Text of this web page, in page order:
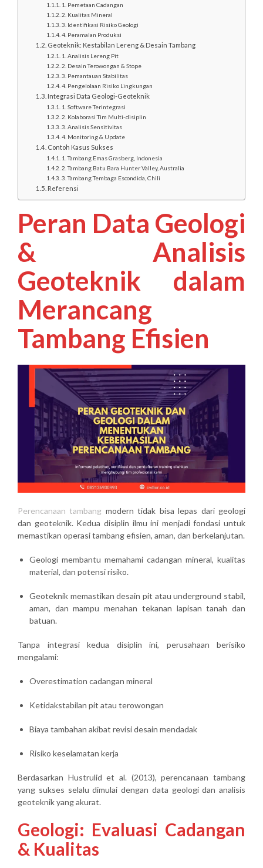
1. Pemetaan Cadangan
2. Kualitas Mineral
3. Identifikasi Risiko Geologi
4. Peramalan Produksi
Geoteknik: Kestabilan Lereng & Desain Tambang
1. Analisis Lereng Pit
2. Desain Terowongan & Stope
3. Pemantauan Stabilitas
4. Pengelolaan Risiko Lingkungan
Integrasi Data Geologi-Geoteknik
1. Software Terintegrasi
2. Kolaborasi Tim Multi-disiplin
3. Analisis Sensitivitas
4. Monitoring & Update
Contoh Kasus Sukses
1. Tambang Emas Grasberg, Indonesia
2. Tambang Batu Bara Hunter Valley, Australia
3. Tambang Tembaga Escondida, Chili
Referensi
Peran Data Geologi
& Analisis
Geoteknik dalam
Merancang
Tambang Efisien
Perencanaan tambang modern tidak bisa lepas dari geologi
dan geoteknik. Kedua disiplin ilmu ini menjadi fondasi untuk
memastikan operasi tambangefisien, aman, dan berkelanjutan.
Geologi membantu memahami cadangan mineral, kualitas
material, dan potensi risiko.
Geoteknik memastikan desain pit atau underground stabil,
aman, dan mampu menahan tekanan lapisan tanah dan
batuan.
Tanpa integrasi kedua disiplin ini, perusahaan berisiko
mengalami:
Overestimation cadangan mineral
Ketidakstabilan pit atau terowongan
Biaya tambahan akibat revisi desain mendadak
Risiko keselamatan kerja
Berdasarkan Hustrulid et al. (2013),perencanaan tambang
yang sukses selalu dimulai dengan data geologi dan analisis
geoteknik yang akurat.
Geologi: Evaluasi Cadangan
& Kualitas